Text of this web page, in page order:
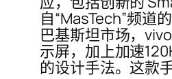
自“MasTech”频道
巴基斯坦市场，
示屏，加上加速
的设计手法。这款